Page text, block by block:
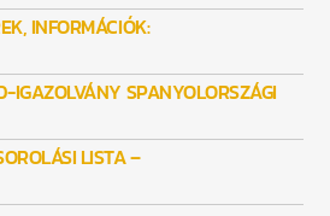
INFORMÁCIÓK:
IGAZOLVÁNY SPANYOLORSZÁGI
LISTA –